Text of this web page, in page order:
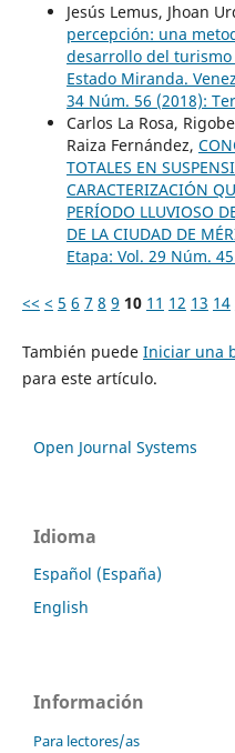
Jesús Lemus, Jhoan
percepción: una
desarrollo del
Estado Miranda.
34 Núm. 56 (2018):
Carlos La Rosa,
Raiza Fernández,
TOTALES EN
CARACTERIZACIÓN
PERÍODO LLUVIOSO
DE LA CIUDAD DE
Etapa: Vol. 29 Núm.
<< < 5 6 7 8 9 10 11 12 13 14
También puede Iniciar una
para este artículo.
Open Journal Systems
Idioma
Español (España)
English
Información
Para lectores/as